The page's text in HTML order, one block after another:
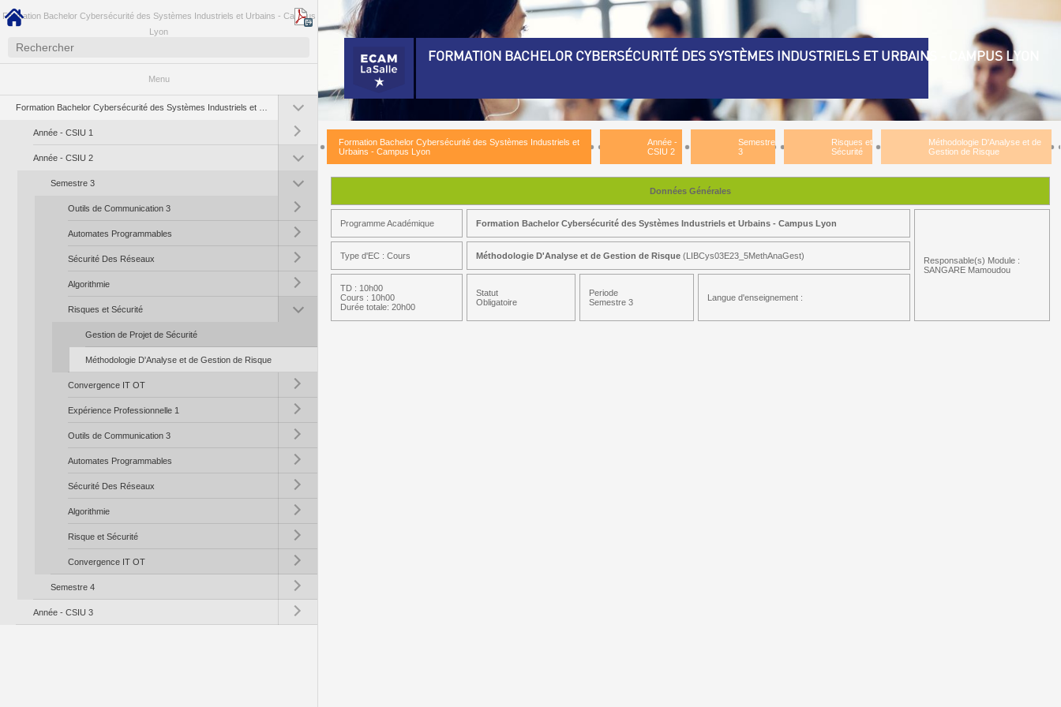
Formation Bachelor Cybersécurité des Systèmes Industriels et Urbains - Campus
Lyon
Menu
Toggle submenu (Formation Bachelor Cybersécurité des Systèmes Industriels et Urbains - Campus Lyon)
Toggle submenu (Année - CSIU 1)
Année - CSIU 1
Toggle submenu (Année - CSIU 2)
Année - CSIU 2
Toggle submenu (Semestre 3)
Semestre 3
Toggle submenu (Outils de Communication 3)
Outils de Communication 3
Toggle submenu (Automates Programmables)
Automates Programmables
Toggle submenu (Sécurité Des Réseaux)
Sécurité Des Réseaux
Toggle submenu (Algorithmie)
Algorithmie
Toggle submenu (Risques et Sécurité)
Risques et Sécurité
Gestion de Projet de Sécurité
Méthodologie D'Analyse et de Gestion de Risque
Toggle submenu (Convergence IT OT)
Convergence IT OT
Toggle submenu (Expérience Professionnelle 1)
Expérience Professionnelle 1
Toggle submenu (Outils de Communication 3)
Outils de Communication 3
Toggle submenu (Automates Programmables)
Automates Programmables
Toggle submenu (Sécurité Des Réseaux)
Sécurité Des Réseaux
Toggle submenu (Algorithmie)
Algorithmie
Toggle submenu (Risque et Sécurité)
Risque et Sécurité
Toggle submenu (Convergence IT OT)
Convergence IT OT
Toggle submenu (Semestre 4)
Semestre 4
Toggle submenu (Année - CSIU 3)
Année - CSIU 3
FORMATION BACHELOR CYBERSÉCURITÉ DES SYSTÈMES INDUSTRIELS ET URBAINS - CAMPUS LYON
Formation Bachelor Cybersécurité des Systèmes Industriels et
Urbains - Campus Lyon
Année -
CSIU 2
Semestre
3
Risques et
Sécurité
Méthodologie D'Analyse et de
Gestion de Risque
Données Générales
Programme Académique Formation Bachelor Cybersécurité des Systèmes Industriels et Urbains - Campus Lyon
Responsable(s) Module :
SANGARE Mamoudou
Type d'EC : Cours Méthodologie D'Analyse et de Gestion de Risque (LIBCys03E23_5MethAnaGest)
TD : 10h00
Cours : 10h00
Durée totale: 20h00
Statut
Obligatoire
Periode
Semestre 3
Langue d'enseignement :